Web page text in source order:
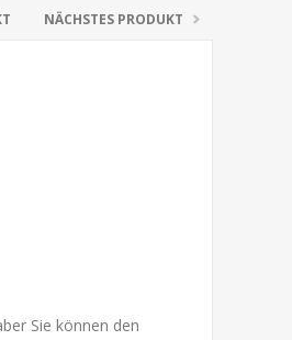
NÄCHSTES PRODUKT
Sie können den